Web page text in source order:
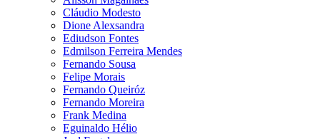
Cláudio Modesto
Dione Alexsandra
Ediudson Fontes
Edmilson Ferreira Mendes
Fernando Sousa
Felipe Morais
Fernando Queiróz
Fernando Moreira
Frank Medina
Eguinaldo Hélio